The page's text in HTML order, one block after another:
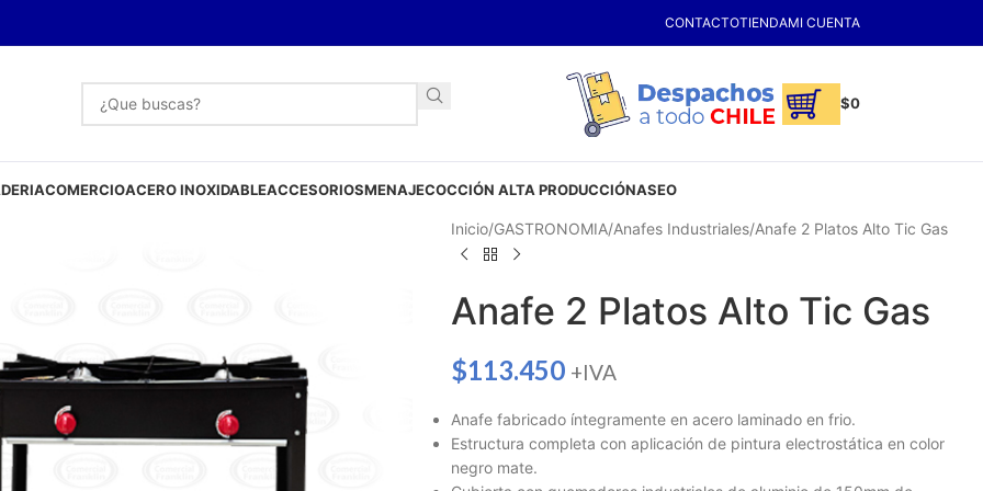
CONTACTOTIENDAMI CUENTA
$0
COMERCIOACERO INOXIDABLEACCESORIOSMENAJECOCCIÓN ALTA PRODUCCIÓNASEO
Inicio GASTRONOMIA Anafes Industriales Anafe 2 Platos Alto Tic Gas
Anafe 2 Platos Alto Tic Gas
$113.450 +IVA
Anafe fabricado íntegramente en acero laminado en frio.
Estructura completa con aplicación de pintura electrostática en color
negro mate.